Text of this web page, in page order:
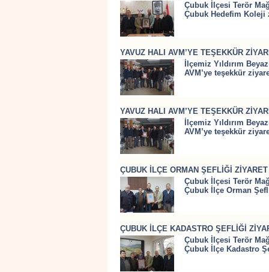
Çubuk İlçesi Terör
Çubuk Hedefim Koleji
YAVUZ HALI AVM’YE TEŞEKKÜR
İlçemiz Yıldırım
AVM’ye teşekkür
YAVUZ HALI AVM’YE TEŞEKKÜR
İlçemiz Yıldırım
AVM’ye teşekkür
ÇUBUK İLÇE ORMAN ŞEFLİĞİ
Çubuk İlçesi Terör
Çubuk İlçe Orman
ÇUBUK İLÇE KADASTRO ŞEFLİĞİ
Çubuk İlçesi Terör
Çubuk İlçe Kadastro